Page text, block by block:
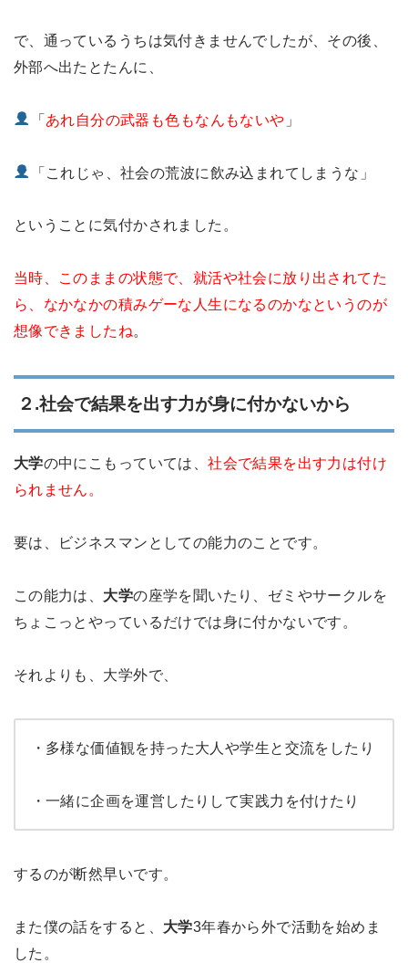
で、通っているうちは気付きませんでしたが、その後、
外部へ出たとたんに、
「あれ自分の武器も色もなんもないや 」
「これじゃ、社会の荒波に飲み込まれてしまうな」
ということに気付かされました。
当時、このままの状態で、就活や社会に放り出されてた
ら、なかなかの積みゲーな人生になるのかなというのが
想像できましたね。
２.社会で結果を出す力が身に付かないから
大学の中にこもっていては、社会で結果を出す力は付け
られません。
要は、ビジネスマンとしての能力のことです。
この能力は、 大学の座学を聞いたり、ゼミやサークルを
ちょこっとやっているだけでは身に付かないです。
それよりも、大学外で、
・多様な価値観を持った大人や学生と交流をしたり
・一緒に企画を運営したりして実践力を付けたり
するのが断然早いです。
また僕の話をすると、 大学3年春から外で活動を始めま
した。